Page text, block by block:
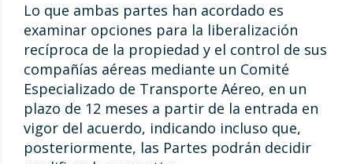
Lo que ambas partes han acordado es
examinar opciones para la liberalización
recíproca de la propiedad y el control de sus
compañías aéreas mediante un Comité
Especializado de Transporte Aéreo, en un
plazo de 12 meses a partir de la entrada en
vigor del acuerdo, indicando incluso que,
posteriormente, las Partes podrán decidir